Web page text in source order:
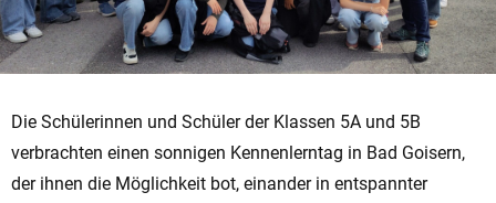
Die Schülerinnen und Schüler der Klassen 5A und 5B
verbrachten einen sonnigen Kennenlerntag in Bad Goisern,
der ihnen die Möglichkeit bot, einander in entspannter